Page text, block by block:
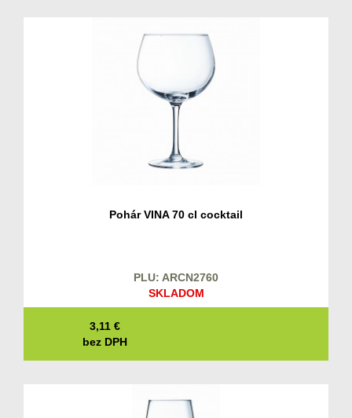
Pohár VINA 70 cl cocktail
PLU: ARCN2760
SKLADOM
3,11 €
bez DPH